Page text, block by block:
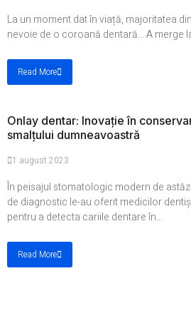
La un moment dat în viață, majoritatea
nevoie de o coroană dentară... A merge
Read More
Onlay dentar: Inovație în
smalțului dumneavoastră
1 august 2023
În peisajul stomatologic modern de
de diagnostic le-au oferit medicilor
pentru a detecta cariile dentare în...
Read More